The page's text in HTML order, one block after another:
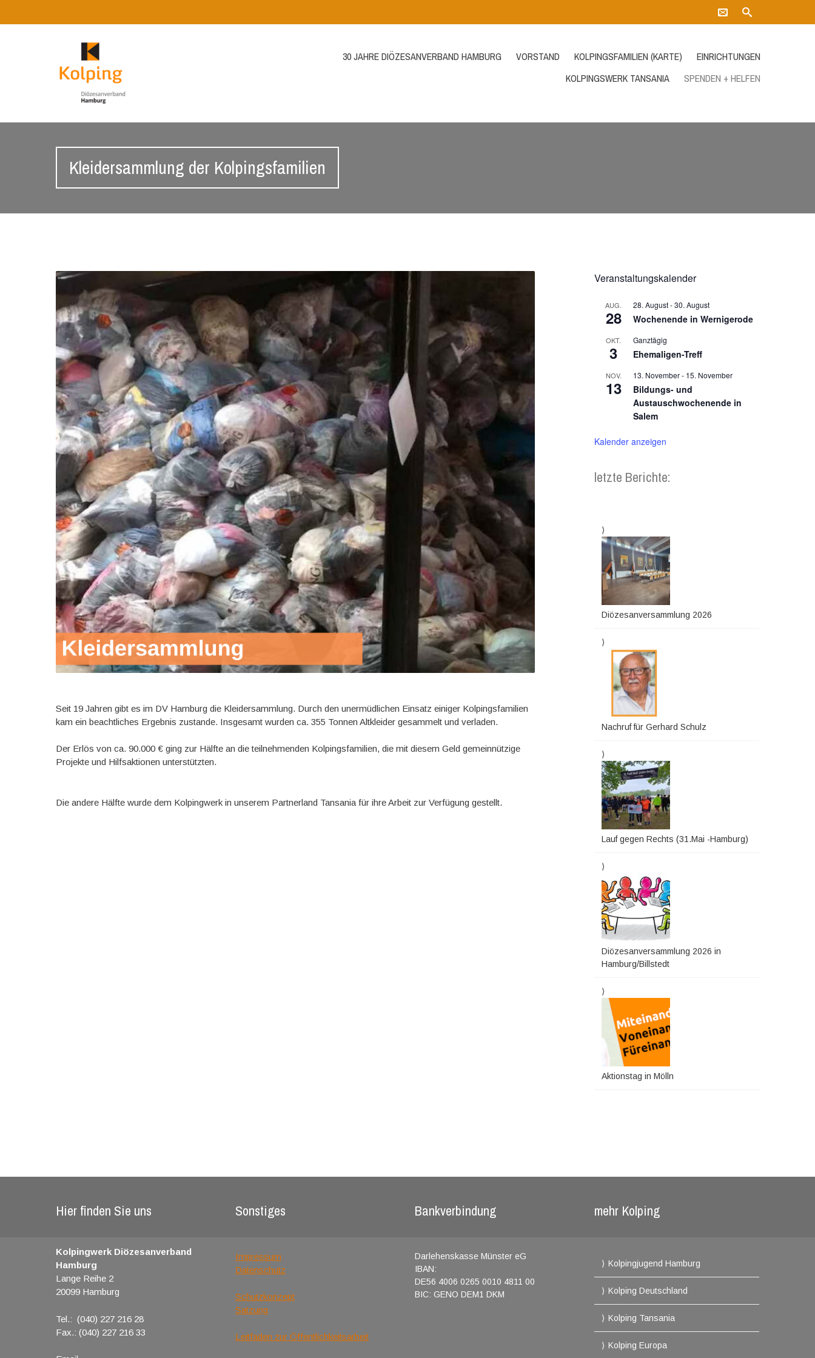
30 JAHRE DIÖZESANVERBAND HAMBURG VORSTAND KOLPINGSFAMILIEN (KARTE)
EINRICHTUNGEN
KOLPINGSWERK TANSANIA
SPENDEN + HELFEN
Kleidersammlung der Kolpingsfamilien
Seit 19 Jahren gibt es im DV Hamburg die Kleidersammlung. Durch den unermüdlichen Einsatz einiger Kolpingsfamilien
kam ein beachtliches Ergebnis zustande. Insgesamt wurden ca. 355 Tonnen Altkleider gesammelt und verladen.
Der Erlös von ca. 90.000 € ging zur Hälfte an die teilnehmenden Kolpingsfamilien, die mit diesem Geld gemeinnützige
Projekte und Hilfsaktionen unterstützten.
Die andere Hälfte wurde dem Kolpingwerk in unserem Partnerland Tansania für ihre Arbeit zur Verfügung gestellt.
Veranstaltungskalender
AUG.
28
28. August-30. August
Wochenende in Wernigerode
OKT.
3
Ganztägig
Ehemaligen-Treff
NOV.
13
13. November- 15. November
Bildungs- und
Austauschwochenende in
Salem
Kalender anzeigen
letzte Berichte:
Diözesanversammlung 2026
Nachruf für Gerhard Schulz
Lauf gegen Rechts (31.Mai -Hamburg)
Diözesanversammlung 2026 in
Hamburg/Billstedt
Aktionstag in Mölln
Hier finden Sie uns
Kolpingwerk Diözesanverband
Hamburg
Lange Reihe 2
20099 Hamburg
Tel.: (040) 227 216 28
Fax.: (040) 227 216 33
Sonstiges
Impressum
Datenschutz
Schutzkonzept
Satzung
Leitfaden zur Öffentlichkeitsarbeit
Bankverbindung
Darlehenskasse Münster eG
IBAN:
DE56 4006 0265 0010 4811 00
BIC: GENO DEM1 DKM
mehr Kolping
Kolpingjugend Hamburg
Kolping Deutschland
Kolping Tansania
Kolping Europa